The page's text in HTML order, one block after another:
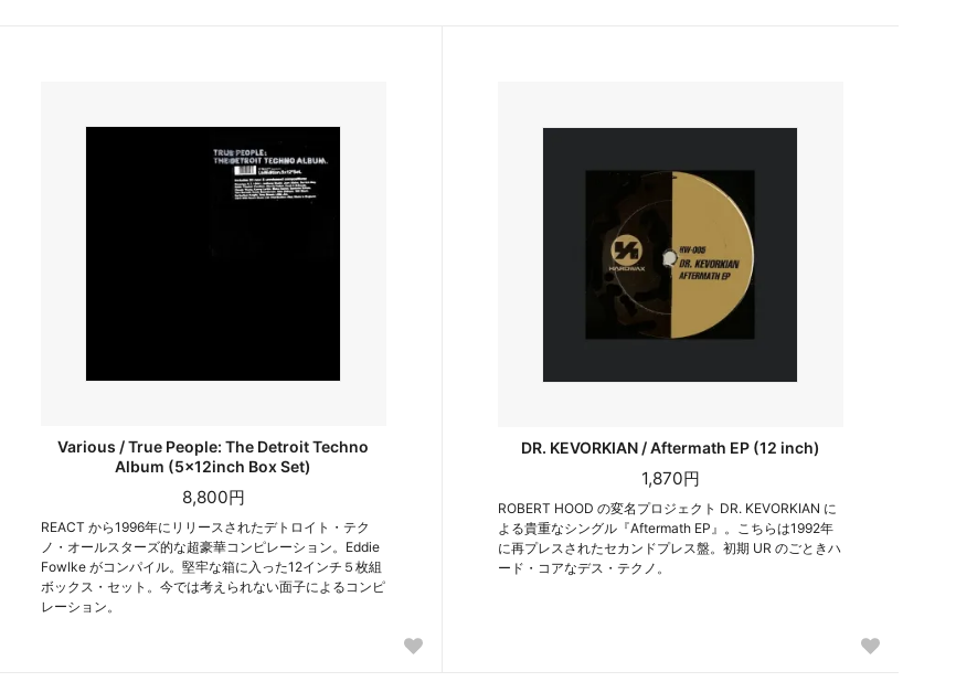
Various / True People: The Detroit Techno
Album (5x12inch Box Set)
8,800円
REACT から1996年にリリースされたデトロイト・テク
ノ・オールスターズ的な超豪華コンピレーション。Eddie
Fowlke がコンパイル。堅牢な箱に入った12インチ５枚組
ボックス・セット。今では考えられない面子によるコンピ
レーション。
DR. KEVORKIAN / Aftermath EP (12 inch)
1,870円
ROBERT HOOD の変名プロジェクト DR. KEVORKIAN に
よる貴重なシングル『Aftermath EP』。こちらは1992年
に再プレスされたセカンドプレス盤。初期 UR のごときハ
ード・コアなデス・テクノ。